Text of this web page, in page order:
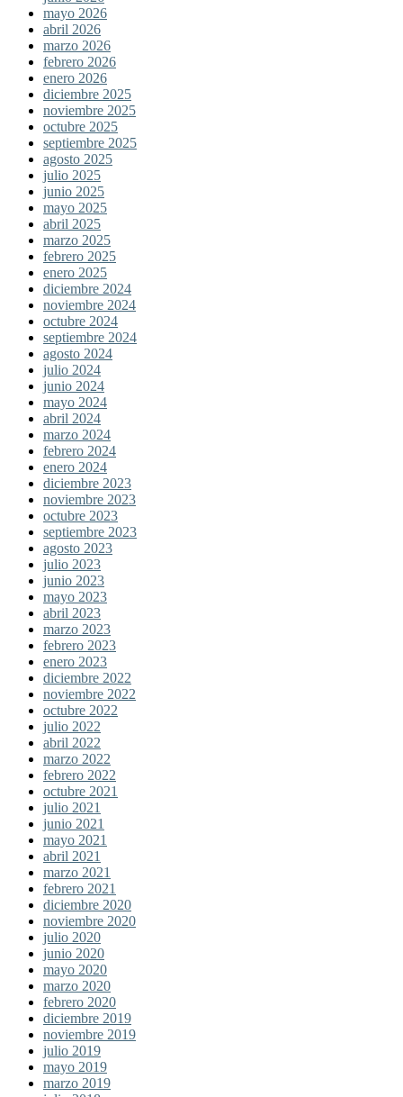
mayo 2026
abril 2026
marzo 2026
febrero 2026
enero 2026
diciembre 2025
noviembre 2025
octubre 2025
septiembre 2025
agosto 2025
julio 2025
junio 2025
mayo 2025
abril 2025
marzo 2025
febrero 2025
enero 2025
diciembre 2024
noviembre 2024
octubre 2024
septiembre 2024
agosto 2024
julio 2024
junio 2024
mayo 2024
abril 2024
marzo 2024
febrero 2024
enero 2024
diciembre 2023
noviembre 2023
octubre 2023
septiembre 2023
agosto 2023
julio 2023
junio 2023
mayo 2023
abril 2023
marzo 2023
febrero 2023
enero 2023
diciembre 2022
noviembre 2022
octubre 2022
julio 2022
abril 2022
marzo 2022
febrero 2022
octubre 2021
julio 2021
junio 2021
mayo 2021
abril 2021
marzo 2021
febrero 2021
diciembre 2020
noviembre 2020
julio 2020
junio 2020
mayo 2020
marzo 2020
febrero 2020
diciembre 2019
noviembre 2019
julio 2019
mayo 2019
marzo 2019